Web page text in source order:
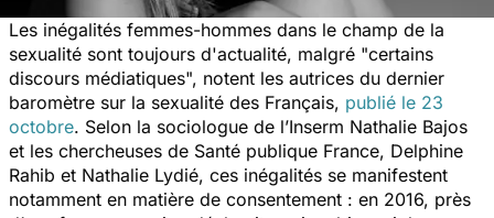
Les inégalités femmes-hommes dans le champ de la
sexualité sont toujours d'actualité, malgré "certains
discours médiatiques", notent les autrices du dernier
baromètre sur la sexualité des Français, publié le 23
octobre. Selon la sociologue de l’Inserm Nathalie Bajos
et les chercheuses de Santé publique France, Delphine
Rahib et Nathalie Lydié, ces inégalités se manifestent
notamment en matière de consentement : en 2016, près